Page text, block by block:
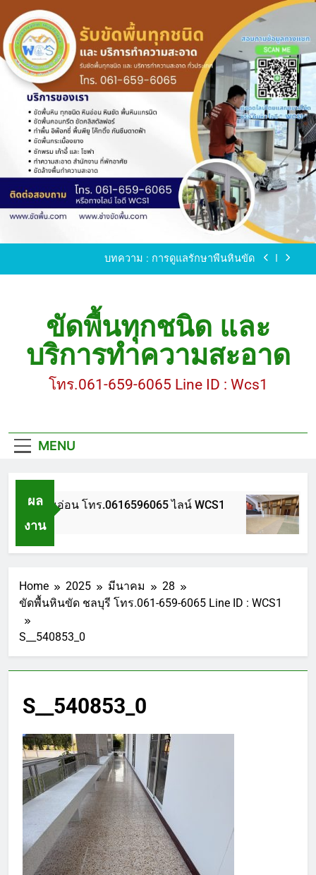
to
content
ขัดพื้นหินขัด อบต.แหลมบัวนครปฐม
ขัดพื้นหินอ่อน โทร.0616596065 ไลน์ WCS1
บทความ : การดูแลรักษาพื้นหินขัด
ขัดพื้นหินขัด อบต.แหลมบัวนครปฐม
ขัดพื้นหินอ่อน โทร.0616596065 ไลน์ WCS1
บทความ : การดูแลรักษาพื้นหินขัด
ขัดพื้นทุกชนิด และ
บริการทำความสะอาด
โทร.061-659-6065 Line ID : Wcs1
MENU
ผล
งาน
ขัดพื้นหินอ่อน โทร.0616596065 ไลน์ WCS1
1 ปี Ago
Home 2025 มีนาคม
28
ขัดพื้นหินขัด ชลบุรี โทร.061-659-6065 Line ID : WCS1
S__540853_0
S__540853_0